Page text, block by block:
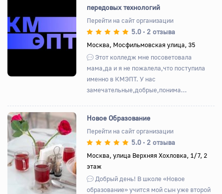
Назад Вперед
передовых технологий
Перейти на сайт организации
5.0 • 2 отзыва
Москва, Мосфильмовская улица, 35
Этот колледж мне посоветовала
мама,да и я не пожалела,что поступила
именно в КМЭПТ. У нас
замечательные,добрые,понима...
Назад Вперед
Новое Образование
Перейти на сайт организации
5.0 • 2 отзыва
Москва, улица Верхняя Хохловка, 1/7, 2
этаж
Добрый день! В школе «Новое
образование» учится мой сын уже второй